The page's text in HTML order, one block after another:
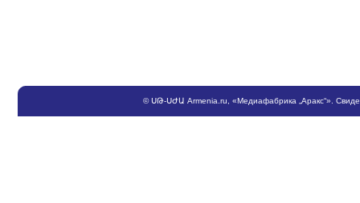
©ՍԹ-ՍԺԱ Armenia.ru , «Медиафабрика „Аракс“».